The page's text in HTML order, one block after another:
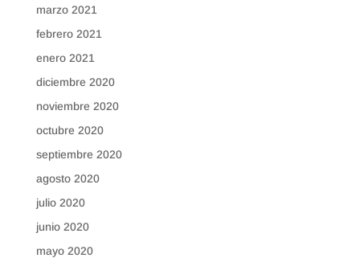
marzo 2021
febrero 2021
enero 2021
diciembre 2020
noviembre 2020
octubre 2020
septiembre 2020
agosto 2020
julio 2020
junio 2020
mayo 2020